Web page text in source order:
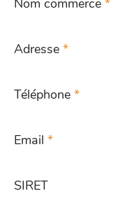
Nom commerce *
Adresse *
Téléphone *
Email *
SIRET